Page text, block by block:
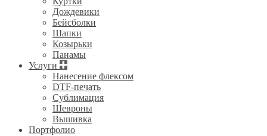
Дождевики
Бейсболки
Шапки
Козырьки
Панамы
Услуги
Нанесение флексом
DTF-печать
Сублимация
Шевроны
Вышивка
Портфолио